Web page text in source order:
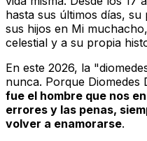
hasta sus últimos días,
sus hijos en Mi muchacho
celestial y a su propia
En este 2026, la
nunca. Porque
fue el hombre que nos
errores y las penas,
volver a enamorarse.